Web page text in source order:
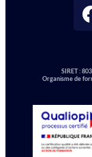
SIRET :
Organisme de